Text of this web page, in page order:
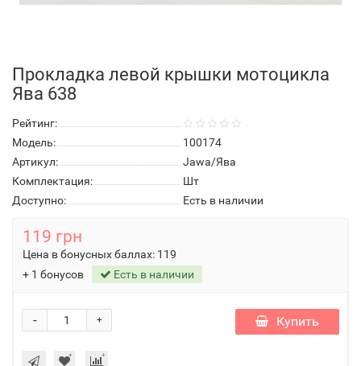
Прокладка левой крышки мотоцикла
Ява 638
Рейтинг:
Модель:
100174
Артикул:
Jawa/Ява
Комплектация:
Шт
Доступно:
Есть в наличии
119 грн
Цена в бонусных баллах: 119
+ 1 бонусов
Есть в наличии
+
- Купить